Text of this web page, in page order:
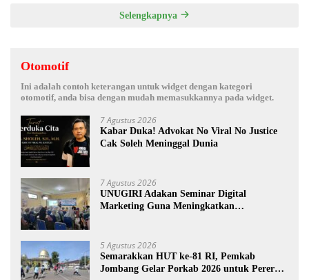
Selengkapnya
Otomotif
Ini adalah contoh keterangan untuk widget dengan kategori
otomotif, anda bisa dengan mudah memasukkannya pada widget.
7 Agustus 2026
Kabar Duka! Advokat No Viral No Justice
Cak Soleh Meninggal Dunia
7 Agustus 2026
UNUGIRI Adakan Seminar Digital
Marketing Guna Meningkatkan
5 Agustus 2026
Semarakkan HUT ke-81 RI, Pemkab
Jombang Gelar Porkab 2026 untuk Pererat